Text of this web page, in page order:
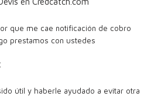
que me cae notificación de cobro
prestamos con ustedes
útil y haberle ayudado a evitar otra